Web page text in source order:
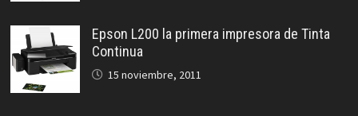
Epson L200 la primera impresora de Tinta
Continua
15 noviembre, 2011